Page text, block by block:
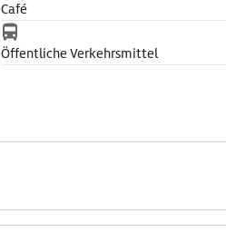
Café
Öffentliche Verkehrsmittel